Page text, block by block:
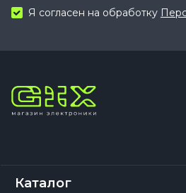
Я согласен на обработку
Каталог